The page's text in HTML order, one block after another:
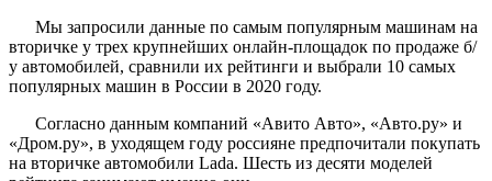
Мы запросили данные по самым популярным машинам на
вторичке у трех крупнейших онлайн-площадок по продаже б/
у автомобилей, сравнили их рейтинги и выбрали 10 самых
популярных машин в России в 2020 году.
Согласно данным компаний «Авито Авто», «Авто.ру» и
«Дром.ру», в уходящем году россияне предпочитали покупать
на вторичке автомобили Lada. Шесть из десяти моделей